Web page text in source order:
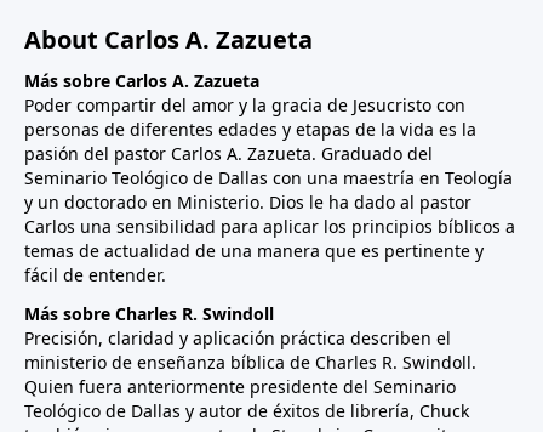
About Carlos A. Zazueta
Más sobre Carlos A. Zazueta
Poder compartir del amor y la gracia de Jesucristo con
personas de diferentes edades y etapas de la vida es la
pasión del pastor Carlos A. Zazueta. Graduado del
Seminario Teológico de Dallas con una maestría en Teología
y un doctorado en Ministerio. Dios le ha dado al pastor
Carlos una sensibilidad para aplicar los principios bíblicos a
temas de actualidad de una manera que es pertinente y
fácil de entender.
Más sobre Charles R. Swindoll
Precisión, claridad y aplicación práctica describen el
ministerio de enseñanza bíblica de Charles R. Swindoll.
Quien fuera anteriormente presidente del Seminario
Teológico de Dallas y autor de éxitos de librería, Chuck